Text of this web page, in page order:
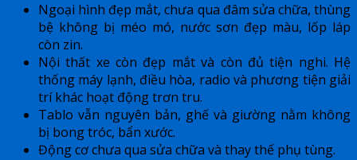
Ngoại hình đẹp mắt, chưa qua đâm sửa chữa, thùng
bệ không bị méo mó, nước sơn đẹp màu, lốp láp
còn zin.
Nội thất xe còn đẹp mắt và còn đủ tiện nghi. Hệ
thống máy lạnh, điều hòa, radio và phương tiện giải
trí khác hoạt động trơn tru.
Tablo vẫn nguyên bản, ghế và giường nằm không
bị bong tróc, bẩn xước.
Động cơ chưa qua sửa chữa và thay thế phụ tùng.